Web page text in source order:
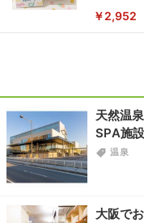
取り寄せ
￥2,952
天然温
SPA施
温泉
大阪で